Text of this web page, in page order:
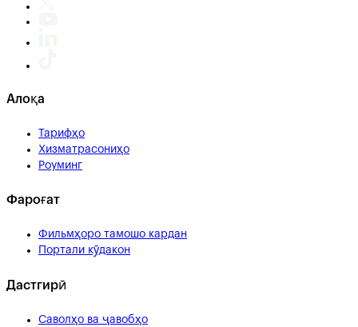
Алоқа
Тарифҳо
Хизматрасониҳо
Роуминг
Фароғат
Фильмҳоро тамошо кардан
Портали кӯдакон
Дастгирӣ
Саволҳо ва ҷавобҳо